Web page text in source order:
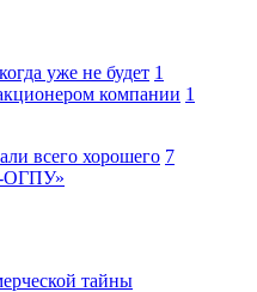
уже не будет 1
компании 1
всего хорошего 7
ОГПУ»
тайны